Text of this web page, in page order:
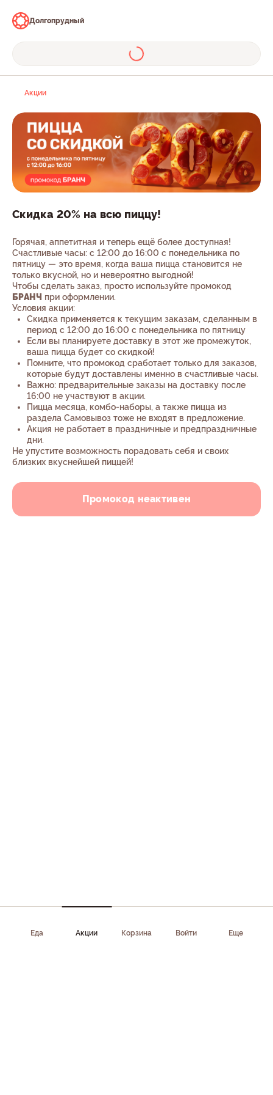
Долгопрудный
Акции
Скидка 20% на всю пиццу!
Горячая, аппетитная и теперь ещё более доступная!
Счастливые часы: с 12:00 до 16:00 с понедельника по
пятницу — это время, когда ваша пицца становится не
только вкусной, но и невероятно выгодной!
Чтобы сделать заказ, просто используйте промокод
БРАНЧ при оформлении.
Условия акции:
Скидка применяется к текущим заказам, сделанным в
период с 12:00 до 16:00 с понедельника по пятницу
Если вы планируете доставку в этот же промежуток,
ваша пицца будет со скидкой!
Помните, что промокод сработает только для заказов,
которые будут доставлены именно в счастливые часы.
Важно: предварительные заказы на доставку после
16:00 не участвуют в акции.
Пицца месяца, комбо-наборы, а также пицца из
раздела Самовывоз тоже не входят в предложение.
Акция не работает в праздничные и предпраздничные
дни.
Не упустите возможность порадовать себя и своих
близких вкуснейшей пиццей!
Промокод неактивен
Еда Акции Корзина Войти Еще